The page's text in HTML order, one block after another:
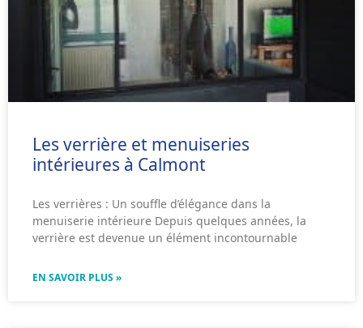
Les verrière et menuiseries
intérieures à Calmont
Les verrières : Un souffle d’élégance dans la
menuiserie intérieure Depuis quelques années, la
verrière est devenue un élément incontournable
EN SAVOIR PLUS »